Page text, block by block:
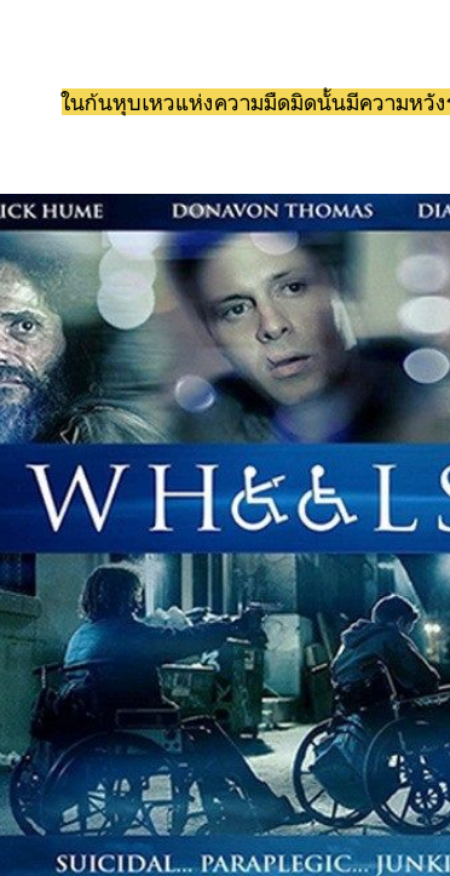
ในก้นหุบเหวแห่งความมืดมิดนั้นมีความหวัง